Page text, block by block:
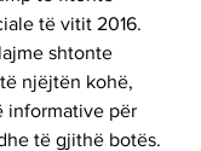
të vitit 2016.
shtonte
njëjtën kohë,
informative për
të gjithë botës.